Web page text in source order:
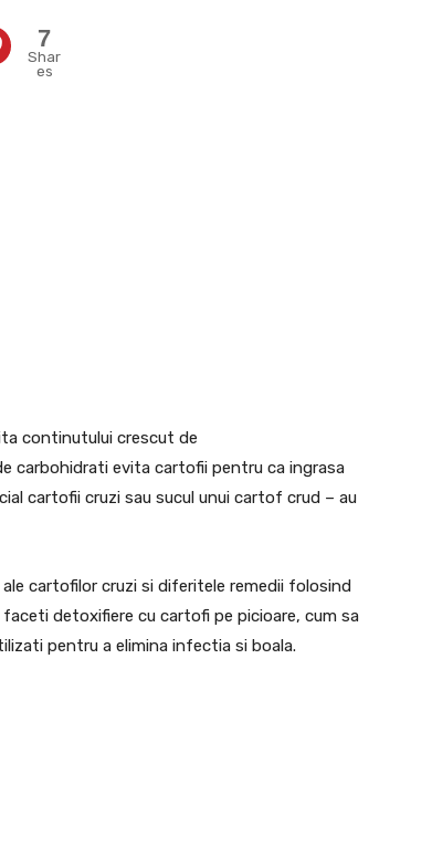
7
Shar
es
continutului crescut de
carbohidrati evita cartofii pentru ca ingrasa
cartofii cruzi sau sucul unui cartof crud – au
cartofilor cruzi si diferitele remedii folosind
detoxifiere cu cartofi pe picioare, cum sa
pentru a elimina infectia si boala.